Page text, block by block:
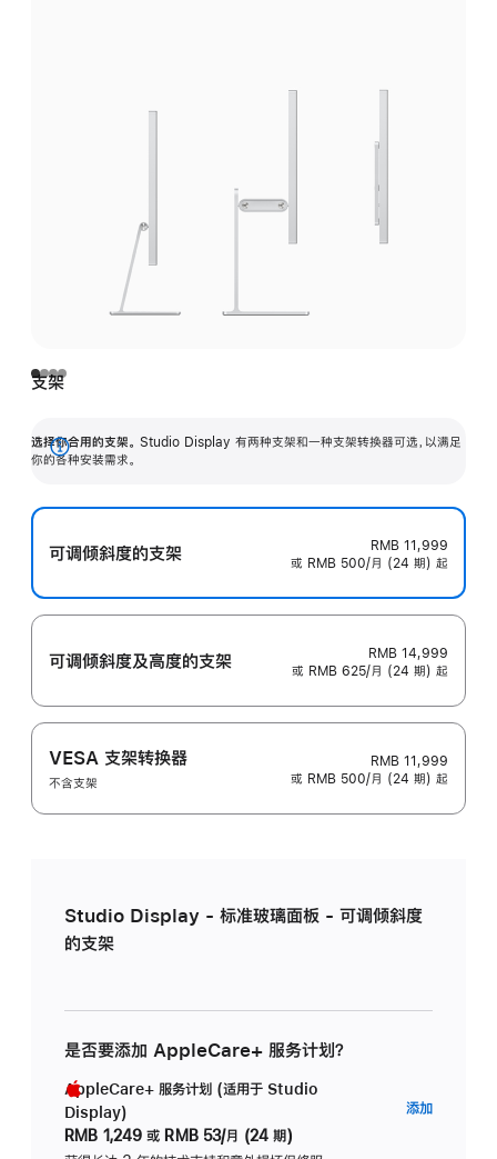
支架
选择你合用的支架。 Studio Display 有两种支架和一种支架转换器可选，以满足
你的各种安装需求。
展
可调倾斜度的支架
RMB 11,999
或 RMB 500/月 (24 期) 起
可调倾斜度及高‍度的支‍架
RMB 14,999
或 RMB 625/月 (24 期) 起
VESA 支架转换器
不含支架
RMB 11,999
或 RMB 500/月 (24 期) 起
Studio Display - 标准玻璃面板 - 可调倾斜度
的支架
是否要添加 AppleCare+ 服务计划？
AppleCare+ 服务计划 (适用于 Studio
Display)
RMB 1,249 或 RMB 53/月 (24 期)
添加